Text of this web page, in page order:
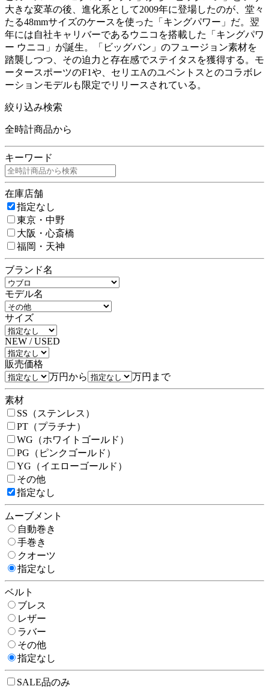
大きな変革の後、進化系として2009年に登場したのが、堂々
たる48mmサイズのケースを使った「キングパワー」だ。翌
年には自社キャリバーであるウニコを搭載した「キングパワ
ー ウニコ」が誕生。「ビッグバン」のフュージョン素材を
踏襲しつつ、その迫力と存在感でステイタスを獲得する。モ
ータースポーツのF1や、セリエAのユベントスとのコラボレ
ーションモデルも限定でリリースされている。
絞り込み検索
全時計商品から
キーワード
在庫店舗
指定なし
東京・中野
大阪・心斎橋
福岡・天神
ブランド名
モデル名
サイズ
NEW / USED
販売価格
万円から
万円まで
素材
SS（ステンレス）
PT（プラチナ）
WG（ホワイトゴールド）
PG（ピンクゴールド）
YG（イエローゴールド）
その他
指定なし
ムーブメント
自動巻き
手巻き
クオーツ
指定なし
ベルト
ブレス
レザー
ラバー
その他
指定なし
SALE品のみ